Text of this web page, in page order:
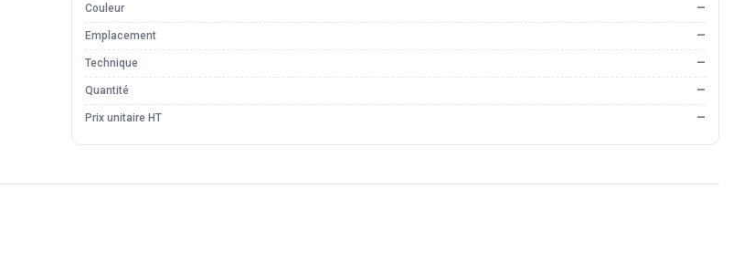
Couleur —
Emplacement —
Technique —
Quantité —
Prix unitaire HT —